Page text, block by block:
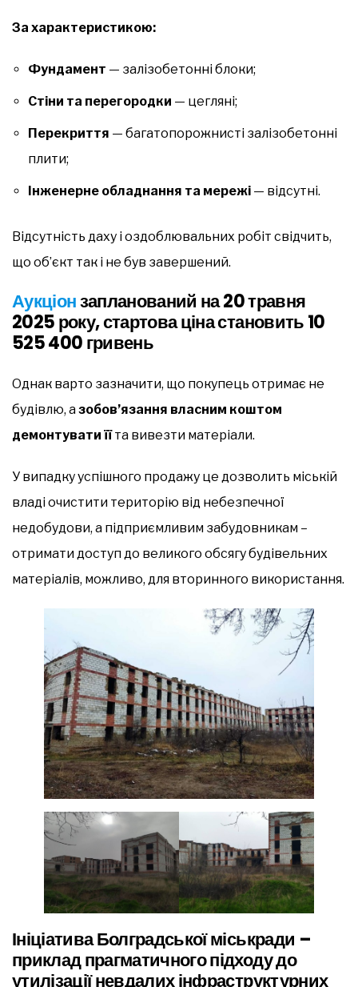
За характеристикою:
Фундамент — залізобетонні блоки;
Стіни та перегородки — цегляні;
Перекриття — багатопорожнисті залізобетонні
плити;
Інженерне обладнання та мережі — відсутні.
Відсутність даху і оздоблювальних робіт свідчить,
що об’єкт так і не був завершений.
Аукціонзапланований на 20 травня
2025 року, стартова ціна становить 10
525 400 гривень
Однак варто зазначити, що покупець отримає не
будівлю, азобов’язання власним коштом
демонтувати їїта вивезти матеріали.
У випадку успішного продажу це дозволить міській
владі очистити територію від небезпечної
недобудови, а підприємливим забудовникам –
отримати доступ до великого обсягу будівельних
матеріалів, можливо, для вторинного використання.
Ініціатива Болградської міськради –
приклад прагматичного підходу до
утилізації невдалих інфраструктурних